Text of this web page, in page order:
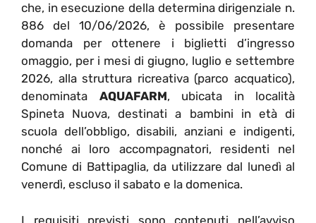
che, in esecuzione della determina dirigenziale n.
886 del 10/06/2026, è possibile presentare
domanda per ottenere i biglietti d’ingresso
omaggio, per i mesi di giugno, luglio e settembre
2026, alla struttura ricreativa (parco acquatico),
denominata AQUAFARM, ubicata in località
Spineta Nuova, destinati a bambini in età di
scuola dell’obbligo, disabili, anziani e indigenti,
nonché ai loro accompagnatori, residenti nel
Comune di Battipaglia, da utilizzare dal lunedì al
venerdì, escluso il sabato e la domenica.
I requisiti previsti sono contenuti nell’avviso